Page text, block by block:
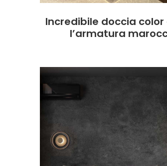
Incredibile doccia
l’armatura